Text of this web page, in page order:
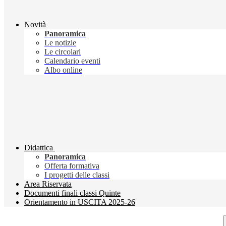
Novità
Panoramica
Le notizie
Le circolari
Calendario eventi
Albo online
Didattica
Panoramica
Offerta formativa
I progetti delle classi
Area Riservata
Documenti finali classi Quinte
Orientamento in USCITA 2025-26